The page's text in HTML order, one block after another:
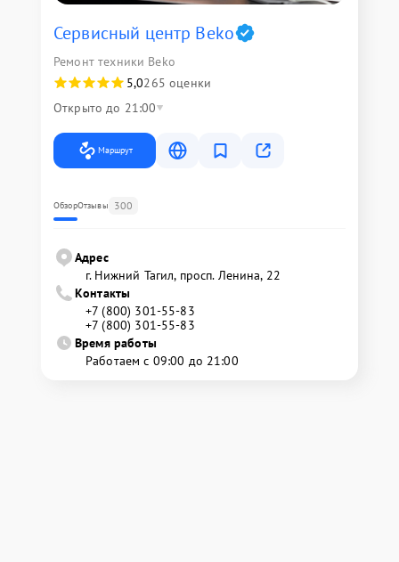
Сервисный центр Beko
Ремонт техники Beko
5,0265 оценки
Открыто до 21:00
Маршрут
ОбзорОтзывы 300
Адрес
г. Нижний Тагил, просп. Ленина, 22
Контакты
+7 (800) 301-55-83
+7 (800) 301-55-83
Время работы
Работаем с 09:00 до 21:00